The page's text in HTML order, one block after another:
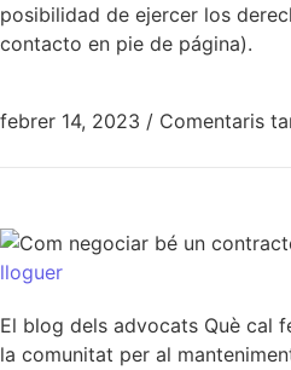
posibilidad de ejercer los
contacto en pie de página).
febrer 14, 2023 / Comentaris
lloguer
El blog dels advocats Què cal
la comunitat per al